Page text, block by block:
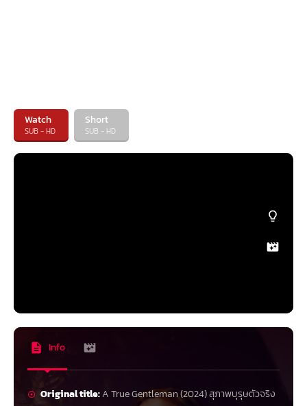
Watch
SUB - HD
Short
SUB - HD
Info
Original title:A True Gentleman (2024) สุภาพบุรุษตัวจริง